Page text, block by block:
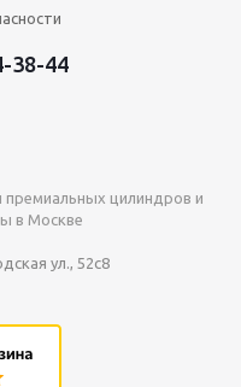
38-44
цилиндров и
в Москве
ул., 52с8